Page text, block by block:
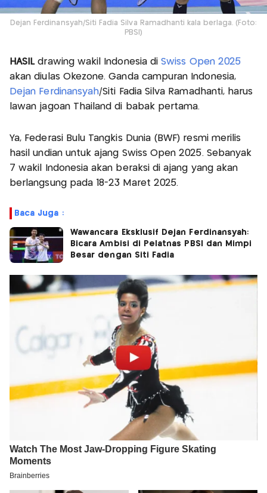
Dejan Ferdinansyah/Siti Fadia Silva Ramadhanti kala berlaga. (Foto:
PBSI)
HASILdrawing wakil Indonesia diSwiss Open 2025
akan diulas Okezone. Ganda campuran Indonesia,
Dejan Ferdinansyah/Siti Fadia Silva Ramadhanti, harus
lawan jagoan Thailand di babak pertama.
Ya, Federasi Bulu Tangkis Dunia (BWF) resmi merilis
hasil undian untuk ajang Swiss Open 2025. Sebanyak
7 wakil Indonesia akan beraksi di ajang yang akan
berlangsung pada 18-23 Maret 2025.
Baca Juga :
Wawancara Eksklusif Dejan Ferdinansyah:
Bicara Ambisi di Pelatnas PBSI dan Mimpi
Besar dengan Siti Fadia